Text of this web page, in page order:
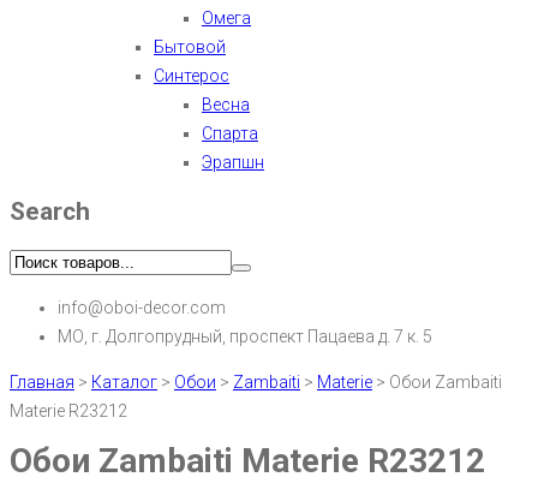
Омега
Бытовой
Синтерос
Весна
Спарта
Эрапшн
Search
info@oboi-decor.com
МО, г. Долгопрудный, проспект Пацаева д. 7 к. 5
Главная > Каталог > Обои > Zambaiti > Materie > Обои Zambaiti
Materie R23212
Обои Zambaiti Materie R23212